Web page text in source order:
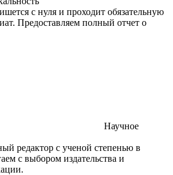
с нуля и проходит обязательную
Предоставляем полный отчет о
Научное
редактор с ученой степенью в
с выбором издательства и